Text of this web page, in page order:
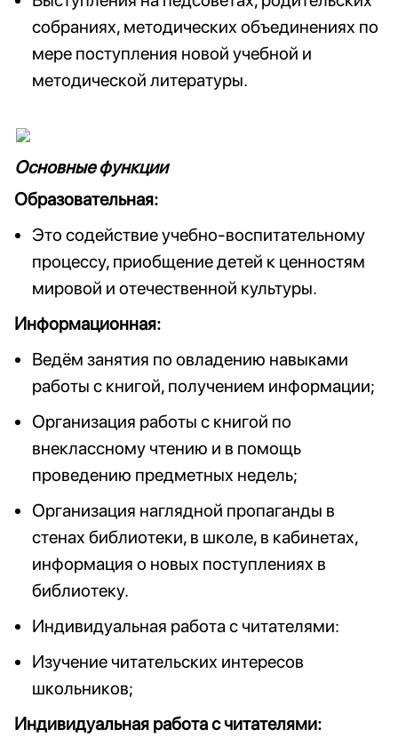
собраниях, методических объединениях по
мере поступления новой учебной и
методической литературы.
Основные функции
Образовательная:
Это содействие учебно-воспитательному
процессу, приобщение детей к ценностям
мировой и отечественной культуры.
Информационная:
Ведём занятия по овладению навыками
работы с книгой, получением информации;
Организация работы с книгой по
внеклассному чтению и в помощь
проведению предметных недель;
Организация наглядной пропаганды в
стенах библиотеки, в школе, в кабинетах,
информация о новых поступлениях в
библиотеку.
Индивидуальная работа с читателями:
Изучение читательских интересов
школьников;
Индивидуальная работа с читателями: